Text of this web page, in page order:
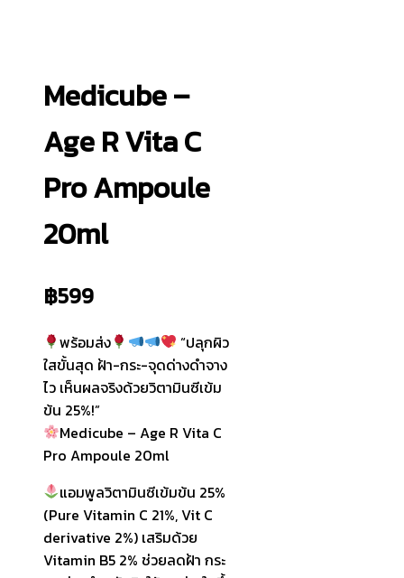
Medicube –
Age R Vita C
Pro Ampoule
20ml
฿599
พร้อมส่ง
“ปลุกผิว
ใสขั้นสุด ฝ้า-กระ-จุดด่างดำจาง
ไว เห็นผลจริงด้วยวิตามินซีเข้ม
ข้น 25%!”
Medicube – Age R Vita C
Pro Ampoule 20ml
แอมพูลวิตามินซีเข้มข้น 25%
(Pure Vitamin C 21%, Vit C
derivative 2%) เสริมด้วย
Vitamin B5 2% ช่วยลดฝ้า กระ